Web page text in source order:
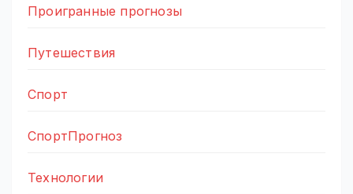
Проигранные прогнозы
Путешествия
Спорт
СпортПрогноз
Технологии